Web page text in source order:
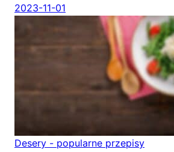
2023-11-01
Desery - popularne przepisy